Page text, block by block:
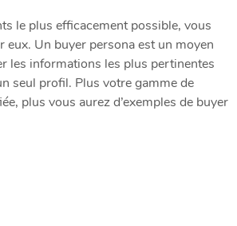
le plus efficacement possible, vous
eux. Un buyer persona est un moyen
les informations les plus pertinentes
seul profil. Plus votre gamme de
plus vous aurez d’exemples de buyer